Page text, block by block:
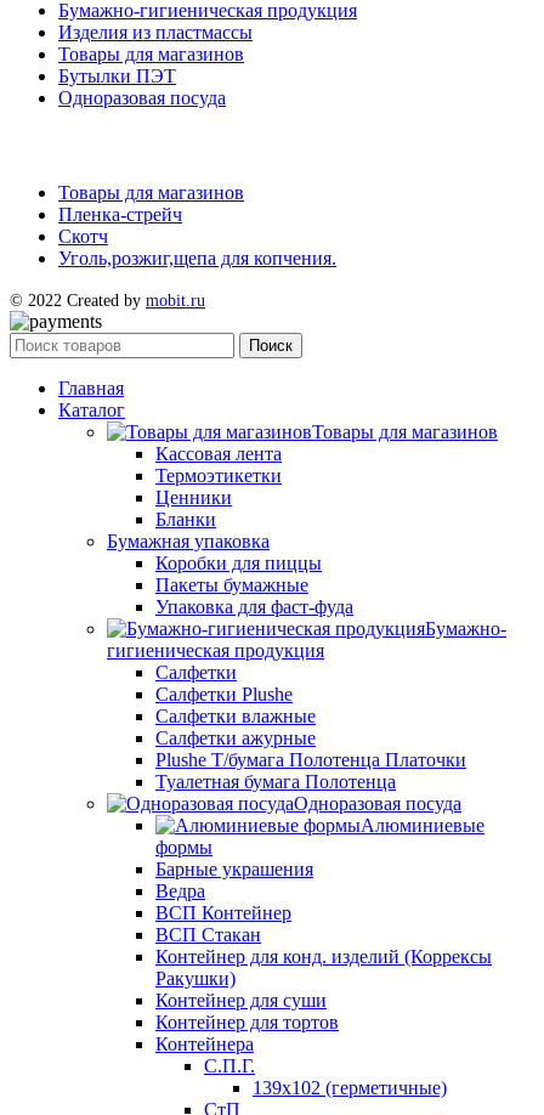
Бумажно-гигиеническая продукция
Изделия из пластмассы
Товары для магазинов
Бутылки ПЭТ
Одноразовая посуда
Товары для магазинов
Пленка-стрейч
Скотч
Уголь,розжиг,щепа для копчения.
© 2022 Created by mobit.ru
Поиск
Главная
Каталог
Товары для магазинов
Кассовая лента
Термоэтикетки
Ценники
Бланки
Бумажная упаковка
Коробки для пиццы
Пакеты бумажные
Упаковка для фаст-фуда
Бумажно-
гигиеническая продукция
Салфетки
Салфетки Plushe
Салфетки влажные
Салфетки ажурные
Plushe Т/бумага Полотенца Платочки
Туалетная бумага Полотенца
Одноразовая посуда
Алюминиевые
формы
Барные украшения
Ведра
ВСП Контейнер
ВСП Стакан
Контейнер для конд. изделий (Коррексы
Ракушки)
Контейнер для суши
Контейнер для тортов
Контейнера
С.П.Г.
139х102 (герметичные)
СтП